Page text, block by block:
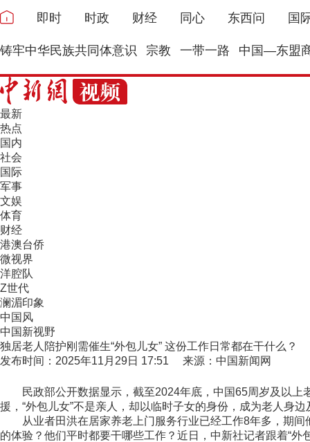
即时 时政 财经 同心 东西问 国
铸牢中华民族共同体意识 宗教 一带一路 中国—东盟
最新
热点
国内
社会
国际
军事
文娱
体育
财经
港澳台侨
微视界
洋腔队
Z世代
澜湄印象
中国风
中国新视野
独居老人陪护刚需催生“外包儿女” 这份工作日常都在干什么？
发布时间：2025年11月29日 17:51 来源：中国新闻网
民政部公开数据显示，截至2024年底，中国65周岁及以上
援，“外包儿女”不是亲人，却以临时子女的身份，成为老人身
从业者田洪在居家养老上门服务行业已经工作8年多，期间
的体验？他们平时都要干哪些工作？近日，中新社记者跟着“